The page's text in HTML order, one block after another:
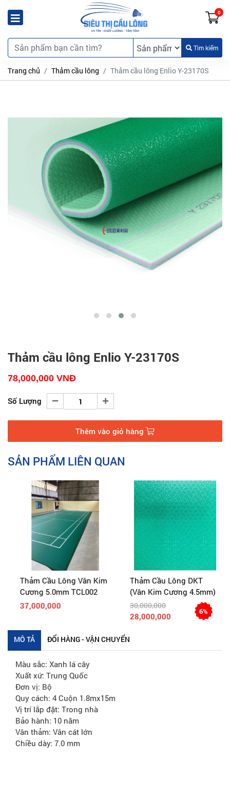
0
Tìm kiếm
Trang chủ Thảm cầu lông Thảm cầu lông Enlio Y-23170S
Thảm cầu lông Enlio Y-23170S
78,000,000 VNĐ
Số Lượng
Thêm vào giỏ hàng
SẢN PHẨM LIÊN QUAN
Thảm Cầu Lông Vân Kim
Cương 5.0mm TCL002
37,000,000
Thảm Cầu Lông DKT
(Vân Kim Cương 4.5mm)
30,000,000
28,000,000
6%
ĐỔI HÀNG - VẬN CHUYỂN
Màu sắc: Xanh lá cây
Xuất xứ: Trung Quốc
Đơn vị: Bộ
Quy cách: 4 Cuộn 1.8mx15m
Vị trí lắp đặt: Trong nhà
Bảo hành: 10 năm
Vân thảm: Vân cát lớn
Chiều dày: 7.0 mm